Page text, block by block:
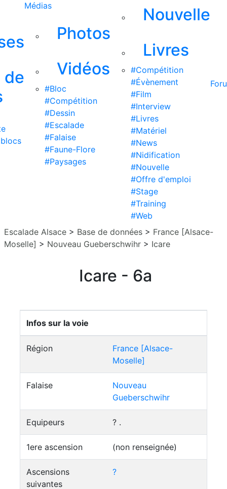
de
Médias
Photos
Vidéos
#Bloc
#Compétition
#Dessin
#Escalade
#Falaise
#Faune-Flore
#Paysages
Nouvelle
Livres
#Compétition
#Évènement
#Film
#Interview
#Livres
#Matériel
#News
#Nidification
#Nouvelle
#Offre d'emploi
#Stage
#Training
#Web
Escalade Alsace > Base de données > France [Alsace-
Moselle] > Nouveau Gueberschwihr > Icare
Icare - 6a
Infos sur la voie
Région
France [Alsace-
Moselle]
Falaise
Nouveau
Gueberschwihr
Equipeurs ? .
1ere ascension (non renseignée)
Ascensions
suivantes
?